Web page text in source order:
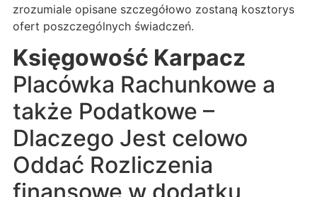
zrozumiale opisane szczegółowo zostaną kosztorys
ofert poszczególnych świadczeń.
Księgowość Karpacz
Placówka Rachunkowe a
także Podatkowe –
Dlaczego Jest celowo
Oddać Rozliczenia